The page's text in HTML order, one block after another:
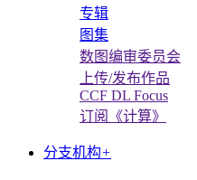
专辑
图集
数图编审委员会
上传/发布作品
CCF DL Focus
订阅《计算》
分支机构+